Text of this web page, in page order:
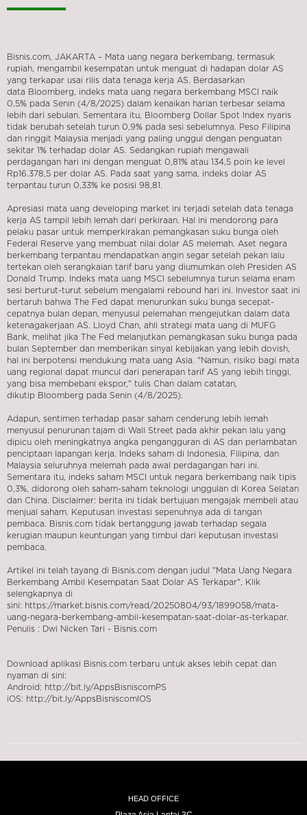
Bisnis.com, JAKARTA – Mata uang negara berkembang, termasuk
rupiah, mengambil kesempatan untuk menguat di hadapan dolar AS
yang terkapar usai rilis data tenaga kerja AS. Berdasarkan
data Bloomberg, indeks mata uang negara berkembang MSCI naik
0,5% pada Senin (4/8/2025) dalam kenaikan harian terbesar selama
lebih dari sebulan. Sementara itu, Bloomberg Dollar Spot Index nyaris
tidak berubah setelah turun 0,9% pada sesi sebelumnya. Peso Filipina
dan ringgit Malaysia menjadi yang paling unggul dengan penguatan
sekitar 1% terhadap dolar AS. Sedangkan rupiah mengawali
perdagangan hari ini dengan menguat 0,81% atau 134,5 poin ke level
Rp16.378,5 per dolar AS. Pada saat yang sama, indeks dolar AS
terpantau turun 0,33% ke posisi 98,81.
Apresiasi mata uang developing market ini terjadi setelah data tenaga
kerja AS tampil lebih lemah dari perkiraan. Hal ini mendorong para
pelaku pasar untuk memperkirakan pemangkasan suku bunga oleh
Federal Reserve yang membuat nilai dolar AS melemah. Aset negara
berkembang terpantau mendapatkan angin segar setelah pekan lalu
tertekan oleh serangkaian tarif baru yang diumumkan oleh Presiden AS
Donald Trump. Indeks mata uang MSCI sebelumnya turun selama enam
sesi berturut-turut sebelum mengalami rebound hari ini. Investor saat ini
bertaruh bahwa The Fed dapat menurunkan suku bunga secepat-
cepatnya bulan depan, menyusul pelemahan mengejutkan dalam data
ketenagakerjaan AS. Lloyd Chan, ahli strategi mata uang di MUFG
Bank, melihat jika The Fed melanjutkan pemangkasan suku bunga pada
bulan September dan memberikan sinyal kebijakan yang lebih dovish,
hal ini berpotensi mendukung mata uang Asia. "Namun, risiko bagi mata
uang regional dapat muncul dari penerapan tarif AS yang lebih tinggi,
yang bisa membebani ekspor," tulis Chan dalam catatan,
dikutip Bloomberg pada Senin (4/8/2025).
Adapun, sentimen terhadap pasar saham cenderung lebih lemah
menyusul penurunan tajam di Wall Street pada akhir pekan lalu yang
dipicu oleh meningkatnya angka pengangguran di AS dan perlambatan
penciptaan lapangan kerja. Indeks saham di Indonesia, Filipina, dan
Malaysia seluruhnya melemah pada awal perdagangan hari ini.
Sementara itu, indeks saham MSCI untuk negara berkembang naik tipis
0,3%, didorong oleh saham-saham teknologi unggulan di Korea Selatan
dan China. Disclaimer: berita ini tidak bertujuan mengajak membeli atau
menjual saham. Keputusan investasi sepenuhnya ada di tangan
pembaca. Bisnis.com tidak bertanggung jawab terhadap segala
kerugian maupun keuntungan yang timbul dari keputusan investasi
pembaca.
Artikel ini telah tayang di Bisnis.com dengan judul "Mata Uang Negara
Berkembang Ambil Kesempatan Saat Dolar AS Terkapar", Klik
selengkapnya di
sini: https://market.bisnis.com/read/20250804/93/1899058/mata-
uang-negara-berkembang-ambil-kesempatan-saat-dolar-as-terkapar.
Penulis : Dwi Nicken Tari - Bisnis.com
Download aplikasi Bisnis.com terbaru untuk akses lebih cepat dan
nyaman di sini:
Android: http://bit.ly/AppsBisniscomPS
iOS: http://bit.ly/AppsBisniscomIOS
HEAD OFFICE